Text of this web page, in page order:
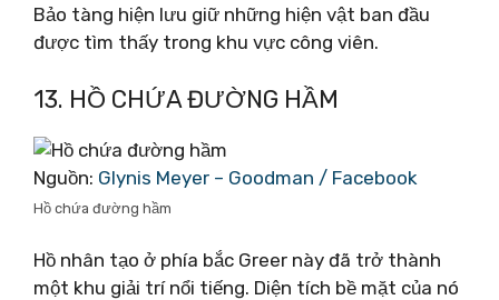
Bảo tàng hiện lưu giữ những hiện vật ban đầu
được tìm thấy trong khu vực công viên.
13. HỒ CHỨA ĐƯỜNG HẦM
Nguồn: Glynis Meyer – Goodman / Facebook
Hồ chứa đường hầm
Hồ nhân tạo ở phía bắc Greer này đã trở thành
một khu giải trí nổi tiếng. Diện tích bề mặt của nó